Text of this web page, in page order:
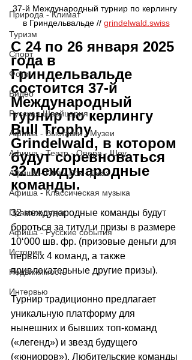
Природа - Климат
Туризм
Спорт
Фото
Видео
Русская Швейцария
Афиша - Выставки - Музеи
Афиша - Театр - Опера - Шоу
Афиша - Поп - Рок - Джаз
Афиша - Классическая музыка
Правопорядок
Афиша - Русские события
История
Недвижимость
Интервью
37-й Международный турнир по керлингу
в Гриндельвальде // grindelwald.swiss
С 24 по 26 января 2025
года в
Гриндельвальде
состоится 37-й
Международный
турнир по керлингу
Bull Trophy
Grindelwald, в котором
будут соревноваться
32 международные
команды.
32 международные команды будут
бороться за титул и призы в размере
10‘000 шв. фр. (призовые деньги для
первых 4 команд, а также
привлекательные другие призы).
Турнир традиционно предлагает
уникальную платформу для
нынешних и бывших топ-команд
(«легенд») и звезд будущего
(«юниоров»). Любительские команды